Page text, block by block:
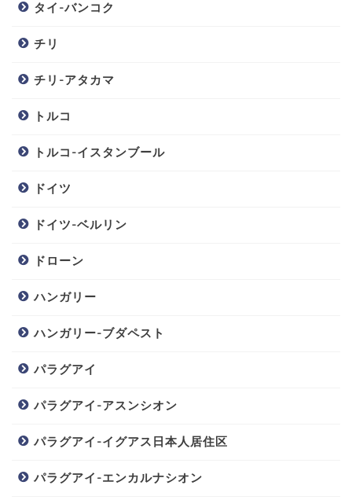
タイ-バンコク
チリ
チリ-アタカマ
トルコ
トルコ-イスタンブール
ドイツ
ドイツ-ベルリン
ドローン
ハンガリー
ハンガリー-ブダペスト
パラグアイ
パラグアイ-アスンシオン
パラグアイ-イグアス日本人居住区
パラグアイ-エンカルナシオン